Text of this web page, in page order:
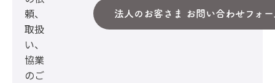
頼、
取扱
い、
協業
のご
法人のお客さま お問い合わせフォー